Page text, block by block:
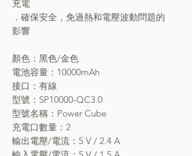
充電
．確保安全，免過熱和電壓波動問題的
影響
顏色：黑色/金色
電池容量：10000mAh
接口：有線
型號：SP10000-QC3.0
型號名稱：Power Cube
充電口數量：2
輸出電壓/電流：5 V / 2.4 A